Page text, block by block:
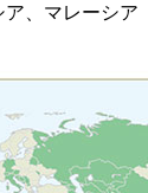
、マレーシア